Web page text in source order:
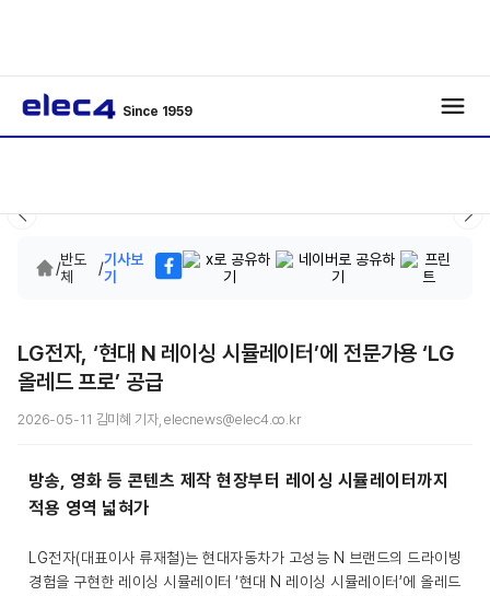
Since 1959
/반도
체
/기사보
기
LG전자, ‘현대 N 레이싱 시뮬레이터’에 전문가용 ‘LG
올레드 프로’ 공급
2026-05-11 김미혜 기자, elecnews@elec4.co.kr
방송, 영화 등 콘텐츠 제작 현장부터 레이싱 시뮬레이터까지
적용 영역 넓혀가
LG전자(대표이사 류재철)는 현대자동차가 고성능 N 브랜드의 드라이빙
경험을 구현한 레이싱 시뮬레이터 ‘현대 N 레이싱 시뮬레이터’에 올레드